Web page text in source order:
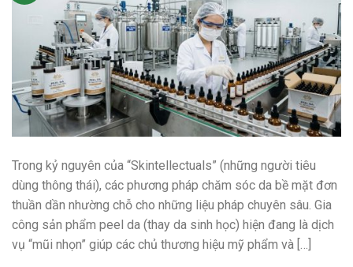
Trong kỷ nguyên của “Skintellectuals” (những người tiêu
dùng thông thái), các phương pháp chăm sóc da bề mặt đơn
thuần dần nhường chỗ cho những liệu pháp chuyên sâu. Gia
công sản phẩm peel da (thay da sinh học) hiện đang là dịch
vụ “mũi nhọn” giúp các chủ thương hiệu mỹ phẩm và […]